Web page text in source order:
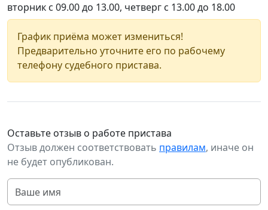
вторник с 09.00 до 13.00, четверг с 13.00 до 18.00
График приёма может измениться!
Предварительно уточните его по рабочему
телефону судебного пристава.
Оставьте отзыв о работе пристава
Отзыв должен соответствовать правилам, иначе он
не будет опубликован.